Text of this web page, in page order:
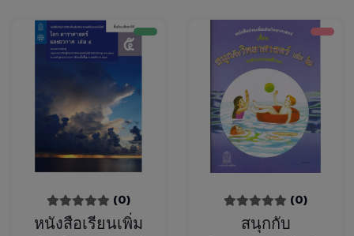
(0)
หนังสือเรียนเพิ่ม
(0)
สนุกกับ